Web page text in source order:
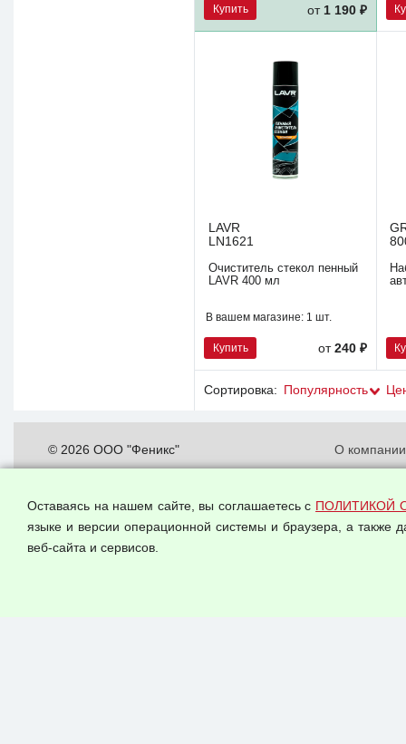
Купить от 1 190 ₽
LAVR
LN1621
Очиститель стекол пенный
LAVR 400 мл
В вашем магазине: 1 шт.
Купить от240 ₽
Сортировка: Популярность
© 2026 ООО "Феникс"
О компании
данных
Оставаясь на нашем сайте, вы соглашаетесь с ПОЛИТИКОЙ
языке и версии операционной системы и браузера, а также
веб-сайта и сервисов.